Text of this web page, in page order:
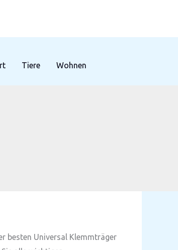
Tiere Wohnen
besten Universal Klemmträger